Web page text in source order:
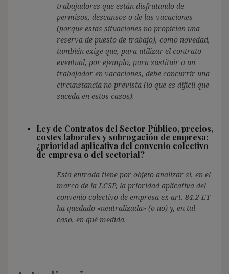
trabajadores que están disfrutando de
permisos, descansos o de las vacaciones
(porque estas situaciones no propician una
reserva de puesto de trabajo), como novedad,
también exige que, para utilizar el contrato
eventual, por ejemplo, para sustituir a un
trabajador en vacaciones, debe concurrir una
circunstancia no prevista (lo que es difícil que
suceda en estos casos).
Ley de Contratos del Sector Público, precios,
costes laborales y subrogación de empresa:
¿prioridad aplicativa del convenio colectivo
de empresa o del sectorial?
Esta entrada tiene por objeto analizar si, en el
marco de la LCSP, la prioridad aplicativa del
convenio colectivo de empresa ex art. 84.2 ET
ha quedado «neutralizada» (o no) y, en tal
caso, en qué medida.